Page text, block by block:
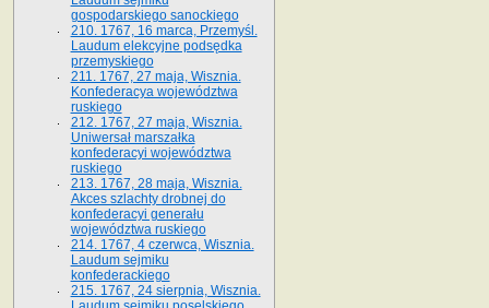
gospodarskiego sanockiego
210. 1767, 16 marca, Przemyśl.
Laudum elekcyjne podsędka
przemyskiego
211. 1767, 27 maja, Wisznia.
Konfederacya województwa
ruskiego
212. 1767, 27 maja, Wisznia.
Uniwersał marszałka
konfederacyi województwa
ruskiego
213. 1767, 28 maja, Wisznia.
Akces szlachty drobnej do
konfederacyi generału
województwa ruskiego
214. 1767, 4 czerwca, Wisznia.
Laudum sejmiku
konfederackiego
215. 1767, 24 sierpnia, Wisznia.